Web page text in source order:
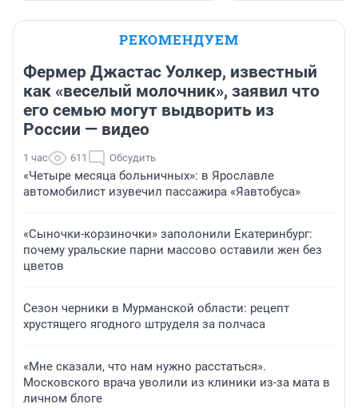
РЕКОМЕНДУЕМ
Фермер Джастас Уолкер, известный
как «веселый молочник», заявил что
его семью могут выдворить из
России — видео
1 час 611 Обсудить
«Четыре месяца больничных»: в Ярославле
автомобилист изувечил пассажира «Яавтобуса»
«Сыночки-корзиночки» заполонили Екатеринбург:
почему уральские парни массово оставили жен без
цветов
Сезон черники в Мурманской области: рецепт
хрустящего ягодного штруделя за полчаса
«Мне сказали, что нам нужно расстаться».
Московского врача уволили из клиники из-за мата в
личном блоге